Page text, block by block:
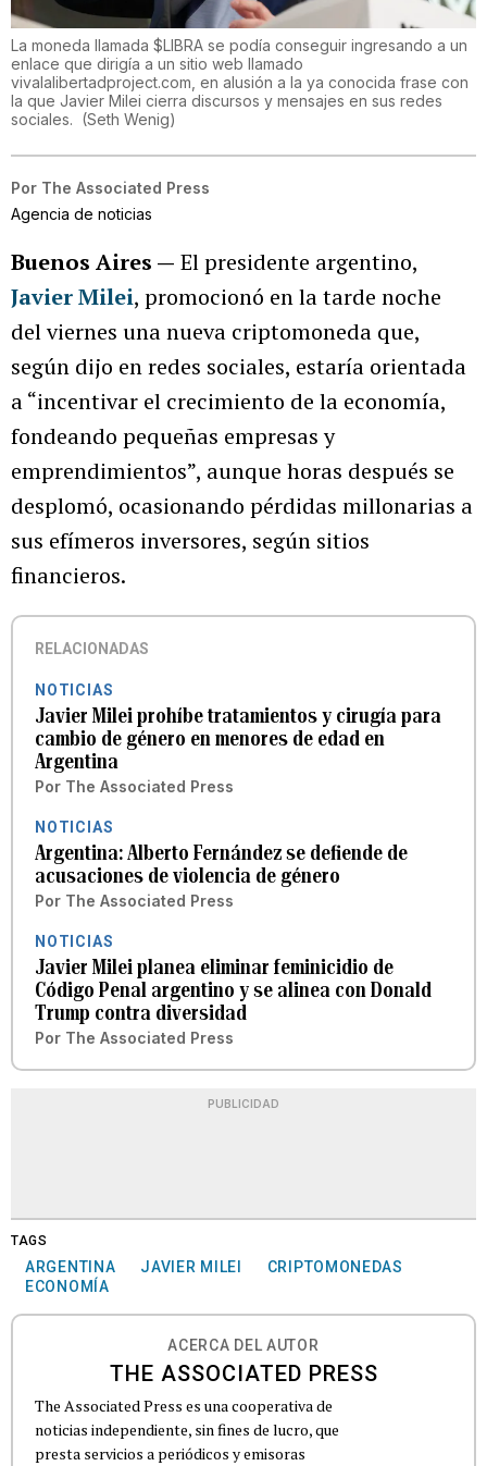
La moneda llamada $LIBRA se podía conseguir ingresando a un
enlace que dirigía a un sitio web llamado
vivalalibertadproject.com, en alusión a la ya conocida frase con
la que Javier Milei cierra discursos y mensajes en sus redes
sociales. (Seth Wenig)
Por The Associated Press
Agencia de noticias
Buenos Aires — El presidente argentino,
Javier Milei, promocionó en la tarde noche
del viernes una nueva criptomoneda que,
según dijo en redes sociales, estaría orientada
a “incentivar el crecimiento de la economía,
fondeando pequeñas empresas y
emprendimientos”, aunque horas después se
desplomó, ocasionando pérdidas millonarias a
sus efímeros inversores, según sitios
financieros.
RELACIONADAS
NOTICIAS
Javier Milei prohíbe tratamientos y cirugía para
cambio de género en menores de edad en
Argentina
Por The Associated Press
NOTICIAS
Argentina: Alberto Fernández se defiende de
acusaciones de violencia de género
Por The Associated Press
NOTICIAS
Javier Milei planea eliminar feminicidio de
Código Penal argentino y se alinea con Donald
Trump contra diversidad
Por The Associated Press
PUBLICIDAD
TAGS
ARGENTINA JAVIER MILEI
CRIPTOMONEDAS
ECONOMÍA
ACERCA DEL AUTOR
THE ASSOCIATED PRESS
The Associated Press es una cooperativa de
noticias independiente, sin fines de lucro, que
presta servicios a periódicos y emisoras